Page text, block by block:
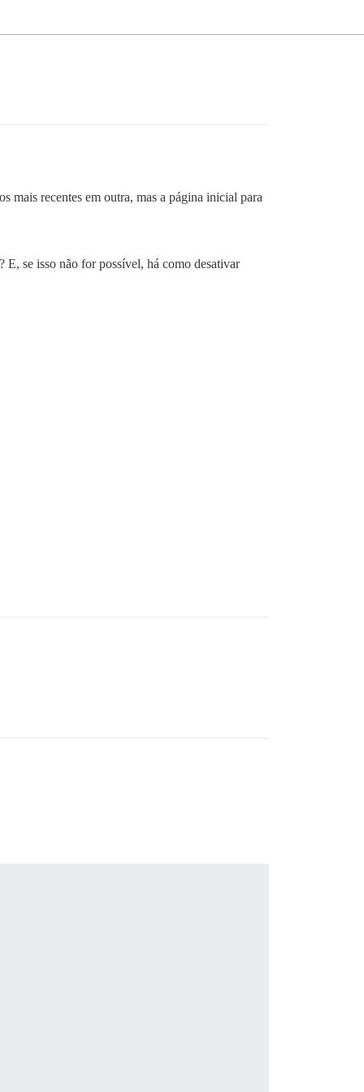
mais recentes em outra, mas a página inicial para
E, se isso não for possível, há como desativar